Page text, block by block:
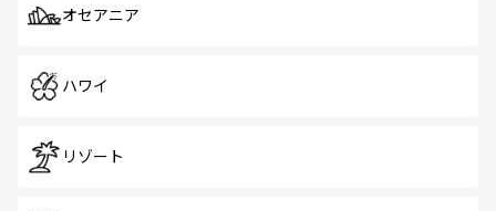
オセアニア
ハワイ
リゾート